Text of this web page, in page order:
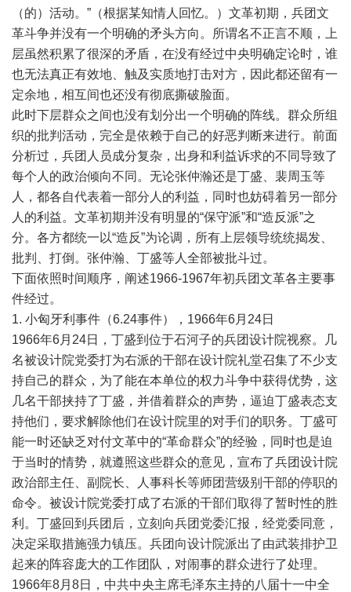
（的）活动。”（根据某知情人回忆。）文革初期，兵团文
革斗争并没有一个明确的矛头方向。所谓名不正言不顺，上
层虽然积累了很深的矛盾，在没有经过中央明确定论时，谁
也无法真正有效地、触及实质地打击对方，因此都还留有一
定余地，相互间也还没有彻底撕破脸面。
此时下层群众之间也没有划分出一个明确的阵线。群众所组
织的批判活动，完全是依赖于自己的好恶判断来进行。前面
分析过，兵团人员成分复杂，出身和利益诉求的不同导致了
每个人的政治倾向不同。无论张仲瀚还是丁盛、裴周玉等
人，都各自代表着一部分人的利益，同时也妨碍着另一部分
人的利益。文革初期并没有明显的“保守派”和“造反派”之
分。各方都统一以“造反”为论调，所有上层领导统统揭发、
批判、打倒。张仲瀚、丁盛等人全部被批斗过。
下面依照时间顺序，阐述1966-1967年初兵团文革各主要事
件经过。
1. 小匈牙利事件（6.24事件），1966年6月24日
1966年6月24日，丁盛到位于石河子的兵团设计院视察。几
名被设计院党委打为右派的干部在设计院礼堂召集了不少支
持自己的群众，为了能在本单位的权力斗争中获得优势，这
几名干部挟持了丁盛，并借着群众的声势，逼迫丁盛表态支
持他们，要求解除他们在设计院里的对手们的职务。丁盛可
能一时还缺乏对付文革中的“革命群众”的经验，同时也是迫
于当时的情势，就遵照这些群众的意见，宣布了兵团设计院
政治部主任、副院长、人事科长等师团营级别干部的停职的
命令。被设计院党委打成了右派的干部们取得了暂时性的胜
利。丁盛回到兵团后，立刻向兵团党委汇报，经党委同意，
决定采取措施强力镇压。兵团向设计院派出了由武装排护卫
起来的阵容庞大的工作团队，对闹事的群众进行了处理。
1966年8月8日，中共中央主席毛泽东主持的八届十一中全